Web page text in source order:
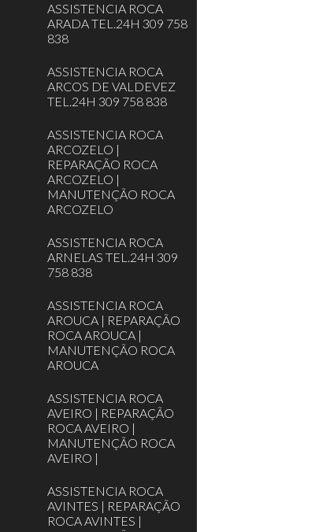
ASSISTENCIA ROCA
ARADA TEL.24H 309 758
838
ASSISTENCIA ROCA
ARCOS DE VALDEVEZ
TEL.24H 309 758 838
ASSISTENCIA ROCA
ARCOZELO |
REPARAÇÃO ROCA
ARCOZELO |
MANUTENÇÃO ROCA
ARCOZELO
ASSISTENCIA ROCA
ARNELAS TEL.24H 309
758 838
ASSISTENCIA ROCA
AROUCA | REPARAÇÃO
ROCA AROUCA |
MANUTENÇÃO ROCA
AROUCA
ASSISTENCIA ROCA
AVEIRO | REPARAÇÃO
ROCA AVEIRO |
MANUTENÇÃO ROCA
AVEIRO |
ASSISTENCIA ROCA
AVINTES | REPARAÇÃO
ROCA AVINTES |